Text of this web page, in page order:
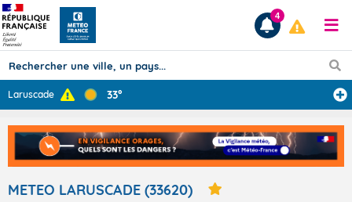
Prévisions
TOUS LES RÉSULTATS
4
Laruscade 33°
METEO LARUSCADE (33620)